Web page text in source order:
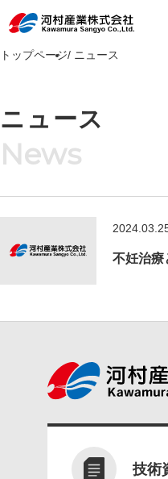
トップページ ニュース
ニュース
不妊治療
技術